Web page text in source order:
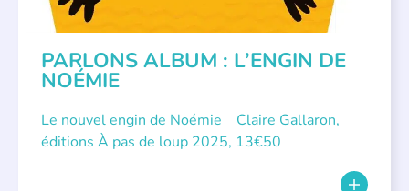
PARLONS ALBUM : L’ENGIN DE
NOÉMIE
Le nouvel engin de Noémie Claire Gallaron,
éditions À pas de loup 2025, 13€50